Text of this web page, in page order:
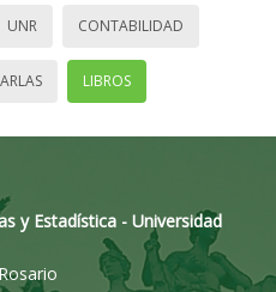
UNR CONTABILIDAD
LIBROS
y Estadística - Universidad